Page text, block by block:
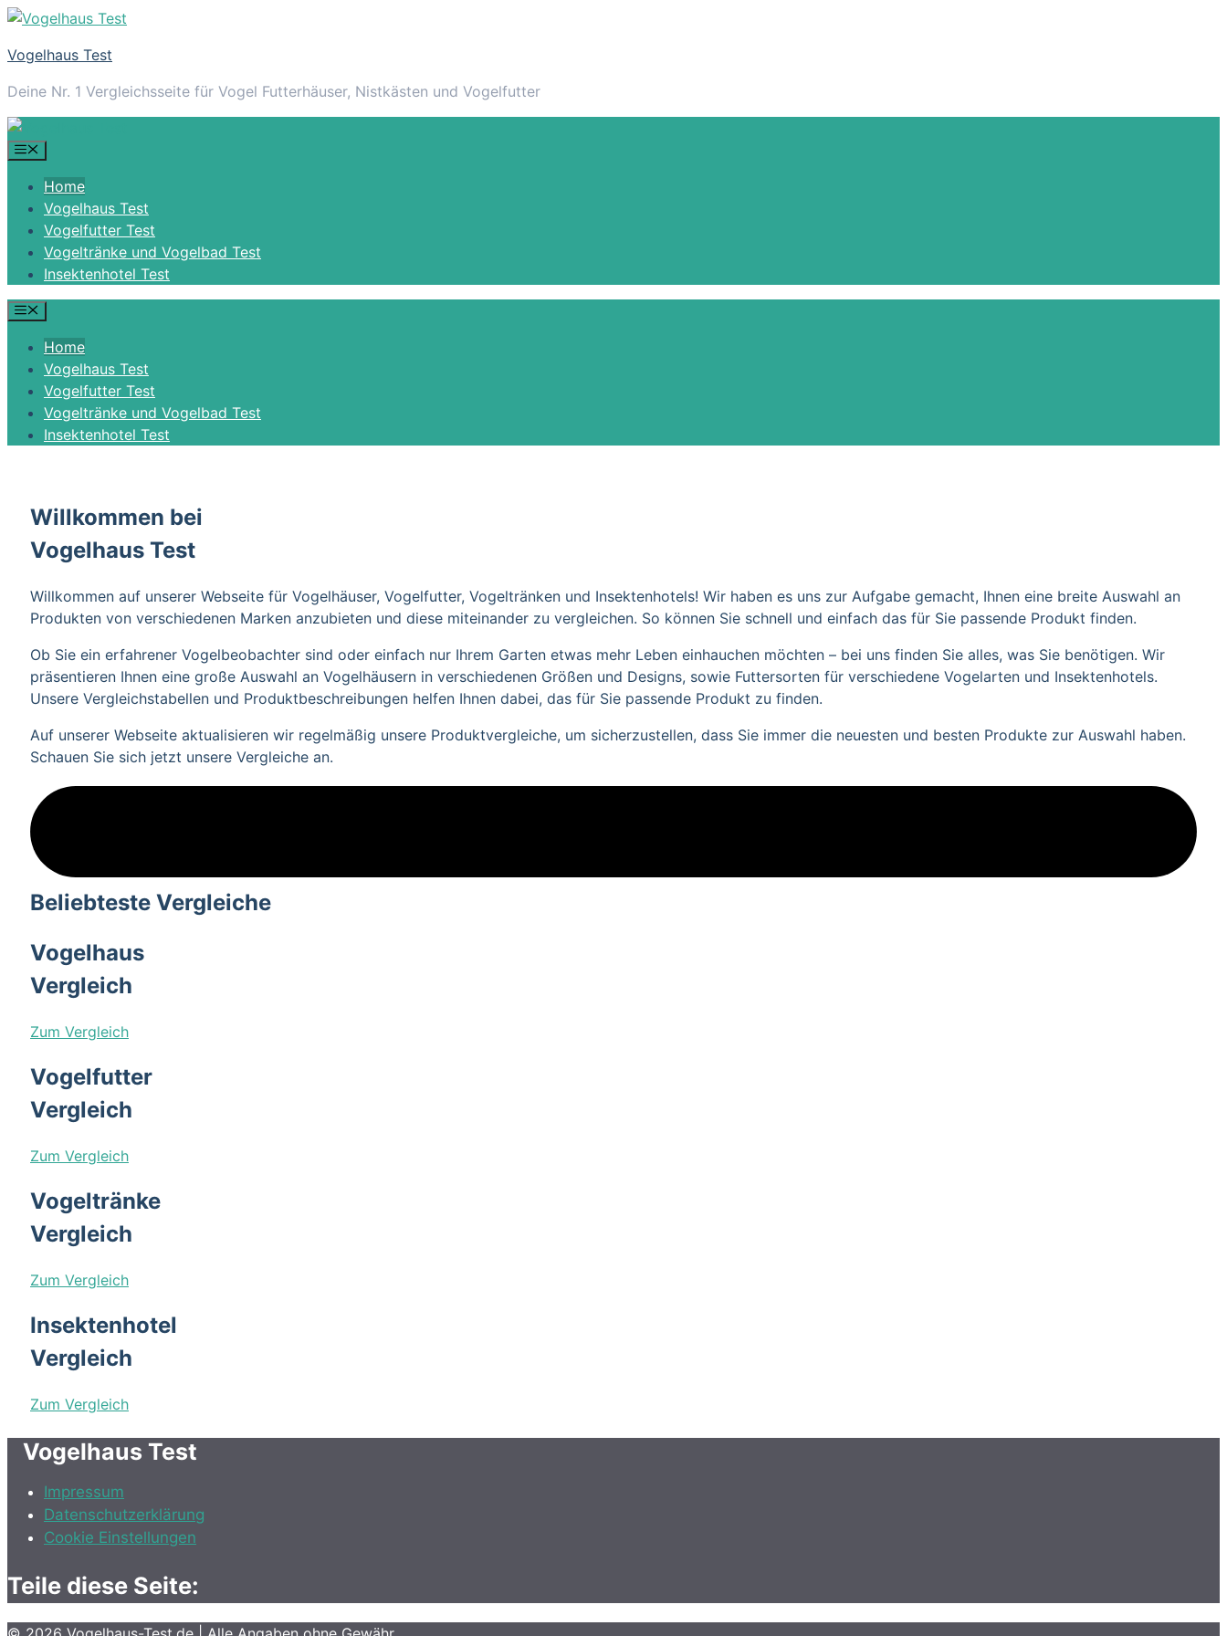
Zum
springen
Vogelhaus Test
Deine Nr. 1 Vergleichsseite für Vogel Futterhäuser, Nistkästen und Vogelfutter
Home
Vogelhaus Test
Vogelfutter Test
Vogeltränke und Vogelbad Test
Insektenhotel Test
Home
Vogelhaus Test
Vogelfutter Test
Vogeltränke und Vogelbad Test
Insektenhotel Test
Willkommen bei
Vogelhaus Test
Willkommen auf unserer Webseite für Vogelhäuser, Vogelfutter, Vogeltränken und Insektenhotels! Wir haben es uns zur Aufgabe gemacht, Ihnen eine breite Auswahl an
Produkten von verschiedenen Marken anzubieten und diese miteinander zu vergleichen. So können Sie schnell und einfach das für Sie passende Produkt finden.
Ob Sie ein erfahrener Vogelbeobachter sind oder einfach nur Ihrem Garten etwas mehr Leben einhauchen möchten – bei uns finden Sie alles, was Sie benötigen. Wir
präsentieren Ihnen eine große Auswahl an Vogelhäusern in verschiedenen Größen und Designs, sowie Futtersorten für verschiedene Vogelarten und Insektenhotels.
Unsere Vergleichstabellen und Produktbeschreibungen helfen Ihnen dabei, das für Sie passende Produkt zu finden.
Auf unserer Webseite aktualisieren wir regelmäßig unsere Produktvergleiche, um sicherzustellen, dass Sie immer die neuesten und besten Produkte zur Auswahl haben.
Schauen Sie sich jetzt unsere Vergleiche an.
Beliebteste Vergleiche
Vogelhaus
Vergleich
Zum Vergleich
Vogelfutter
Vergleich
Zum Vergleich
Vogeltränke
Vergleich
Zum Vergleich
Insektenhotel
Vergleich
Zum Vergleich
Vogelhaus Test
Impressum
Datenschutzerklärung
Cookie Einstellungen
Teile diese Seite: